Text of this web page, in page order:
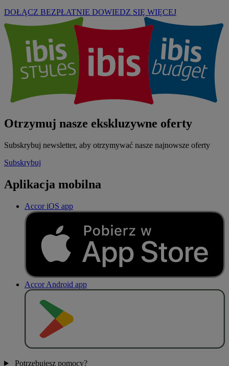
DOŁĄCZ BEZPŁATNIE DOWIEDZ SIĘ WIĘCEJ
Otrzymuj nasze ekskluzywne oferty
Subskrybuj newsletter, aby otrzymywać nasze najnowsze oferty
Subskrybuj
Aplikacja mobilna
Accor iOS app
Accor Android app
Potrzebujesz pomocy?